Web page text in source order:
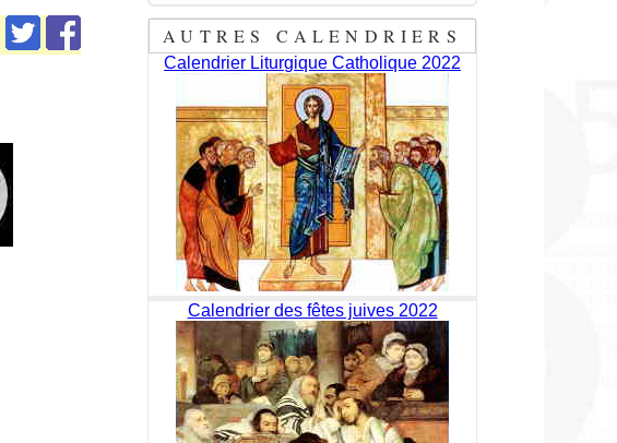
AUTRES CALENDRIERS
Calendrier Liturgique Catholique 2022
Calendrier des fêtes juives 2022